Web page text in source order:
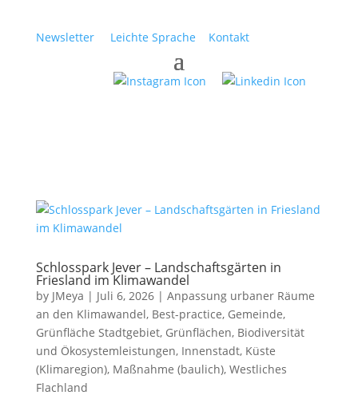
Newsletter Leichte Sprache Kontakt
Schlosspark Jever – Landschaftsgärten in
Friesland im Klimawandel
by JMeya | Juli 6, 2026| Anpassung urbaner Räume
an den Klimawandel, Best-practice, Gemeinde,
Grünfläche Stadtgebiet, Grünflächen, Biodiversität
und Ökosystemleistungen, Innenstadt, Küste
(Klimaregion), Maßnahme (baulich), Westliches
Flachland